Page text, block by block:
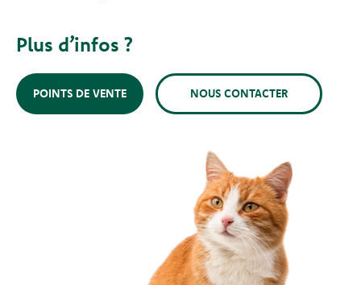
Plus d’infos ?
POINTS DE VENTE NOUS CONTACTER